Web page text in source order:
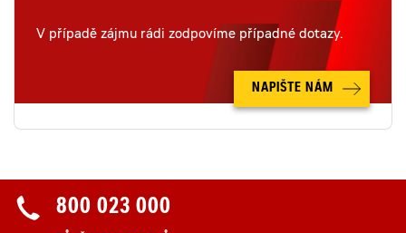
V případě zájmu rádi zodpovíme případné dotazy.
NAPIŠTE NÁM
800 023 000